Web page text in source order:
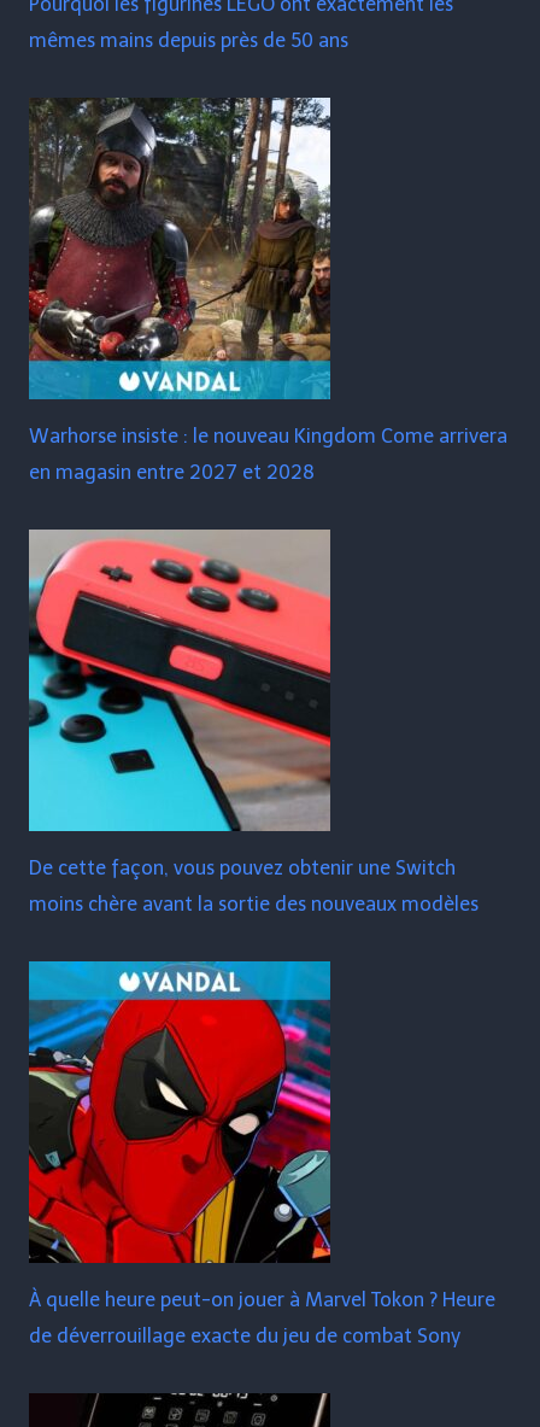
mêmes mains depuis près de 50 ans
Warhorse insiste : le nouveau Kingdom Come arrivera
en magasin entre 2027 et 2028
De cette façon, vous pouvez obtenir une Switch
moins chère avant la sortie des nouveaux modèles
À quelle heure peut-on jouer à Marvel Tokon ? Heure
de déverrouillage exacte du jeu de combat Sony